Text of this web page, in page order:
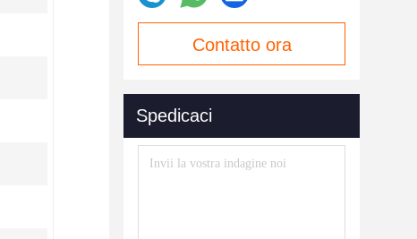
Contatto ora
Spedicaci